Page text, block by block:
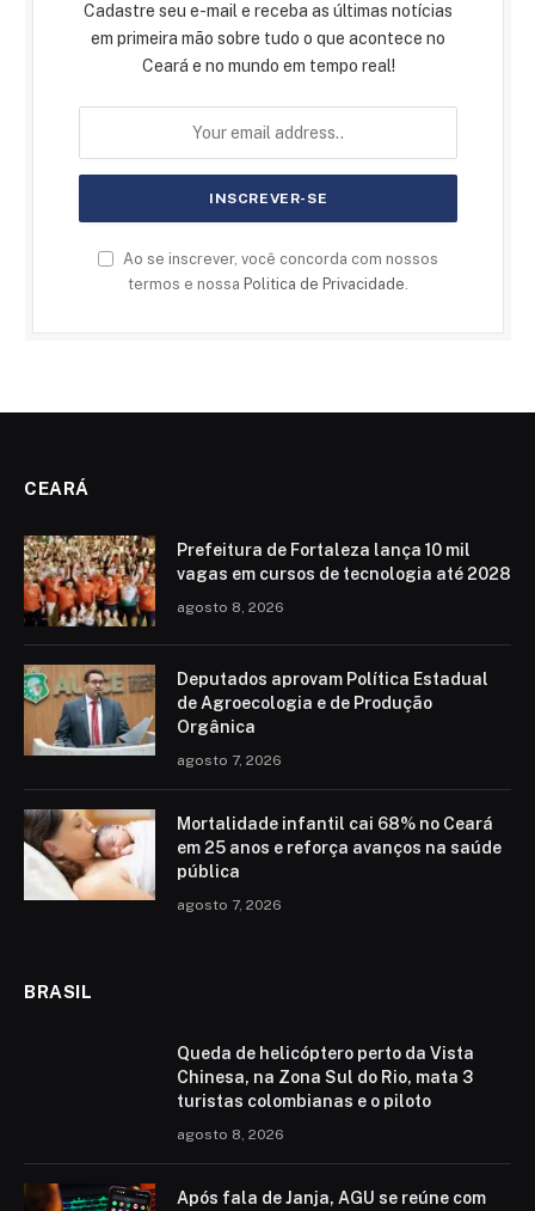
Cadastre seu e-mail e receba as últimas notícias
em primeira mão sobre tudo o que acontece no
Ceará e no mundo em tempo real!
Ao se inscrever, você concorda com nossos
termos e nossa Politica de Privacidade.
CEARÁ
Prefeitura de Fortaleza lança 10 mil
vagas em cursos de tecnologia até 2028
agosto 8, 2026
Deputados aprovam Política Estadual
de Agroecologia e de Produção
Orgânica
agosto 7, 2026
Mortalidade infantil cai 68% no Ceará
em 25 anos e reforça avanços na saúde
pública
agosto 7, 2026
BRASIL
Queda de helicóptero perto da Vista
Chinesa, na Zona Sul do Rio, mata 3
turistas colombianas e o piloto
agosto 8, 2026
Após fala de Janja, AGU se reúne com